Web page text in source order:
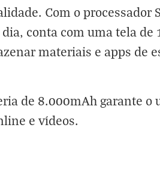
Com o processador
conta com uma tela de
materiais e apps de
de 8.000mAh garante o
e vídeos.